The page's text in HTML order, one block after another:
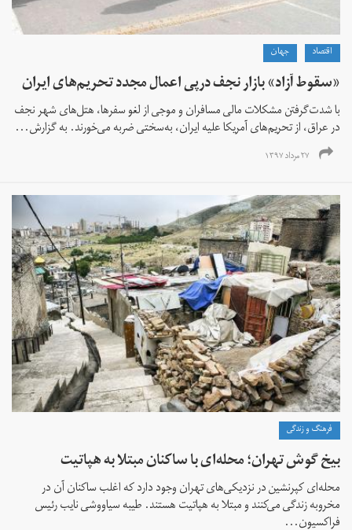
اقتصاد جهان
«سقوط آزاد» بازار نجف درپی اعمال مجدد تحریم‌های ایران
با شدت‌گرفتن مشکلات مالی مسافران و موجی از لغو سفرها، هتل‌های شهر نجف
در عراق، از تحریم‌های آمریکا علیه ایران، به‌سختی ضربه می‌خورند. به گزارش...
۲۷ مرداد ۱۳۹۷
فرهنگ و زندگی
بیخ گوش تهران؛ محله‌ای با ساکنان مبتلا به هپاتیت
محله‌ای کپرنشین در نزدیکی‌های تهران وجود دارد که اغلب ساکنان آن در
مخروبه زندگی می‌کنند و مبتلا به هپاتیت هستند. طیبه سیاووشی نایب رئیس
فراکسیون...